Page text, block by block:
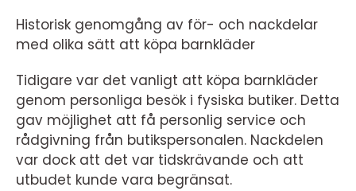
Historisk genomgång av för- och nackdelar
med olika sätt att köpa barnkläder
Tidigare var det vanligt att köpa barnkläder
genom personliga besök i fysiska butiker. Detta
gav möjlighet att få personlig service och
rådgivning från butikspersonalen. Nackdelen
var dock att det var tidskrävande och att
utbudet kunde vara begränsat.